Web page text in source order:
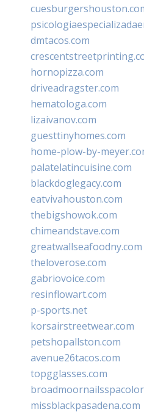
dmtacos.com
hornopizza.com
driveadragster.com
hematologa.com
lizaivanov.com
guesttinyhomes.com
home-plow-by-
palatelatincuisine.com
blackdoglegacy.com
eatvivahouston.com
thebigshowok.com
chimeandstave.com
greatwallseafoodny.com
theloverose.com
gabriovoice.com
resinflowart.com
p-sports.net
korsairstreetwear.com
petshopallston.com
avenue26tacos.com
topgglasses.com
missblackpasadena.com